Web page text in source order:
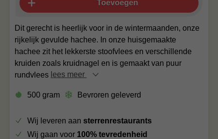
Dit gerecht is heerlijk voor in de wintermaanden, onze
rijkelijk gevulde hachee. In onze huisgemaakte
hachee zit het lekkerste stoofvlees en verschillende
kruiden zoals kruidnagel en is gemaakt van puur
rundvlees lees meer
500 gram Bevroren geleverd
Toevoegen
Wij leveren aan sterrenrestaurants
Wij gaan voor 100% tevredenheid